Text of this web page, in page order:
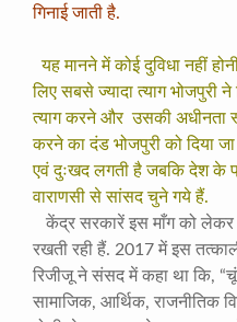
गिनाई जाती है.
यह मानने में कोई दुविधा नहीं
लिए सबसे ज्यादा त्याग भोजपुरी ने
त्याग करने और उसकी अधीनता
करने का दंड भोजपुरी को दिया
एवं दुःखद लगती है जबकि देश के
वाराणसी से सांसद चुने गये हैं.
केंद्र सरकारें इस माँग को
रखती रही हैं. 2017 में इस
रिजीजू ने संसद में कहा था कि,
सामाजिक, आर्थिक, राजनीतिक